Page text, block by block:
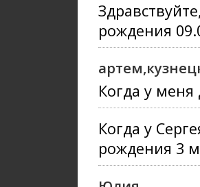
рождения
Когда у меня
Когда у
рождения 3